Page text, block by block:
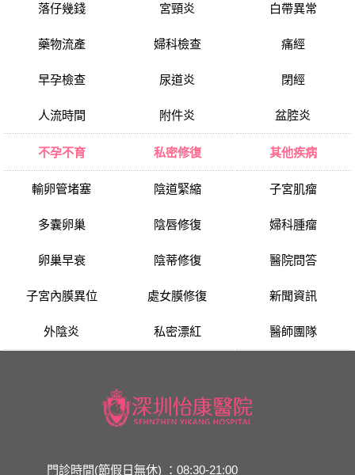
落仔幾錢
藥物流產
早孕檢查
人流時間
宮頸炎
婦科檢查
尿道炎
附件炎
白帶異常
痛經
閉經
盆腔炎
不孕不育
輸卵管堵塞
多囊卵巢
卵巢早衰
子宮內膜異位
外陰炎
私密修復
陰道緊縮
陰唇修復
陰蒂修復
處女膜修復
私密漂紅
其他疾病
子宮肌瘤
婦科腫瘤
醫院問答
新聞資訊
醫師團隊
門診時間(節假日無休) ：08:30-21:00